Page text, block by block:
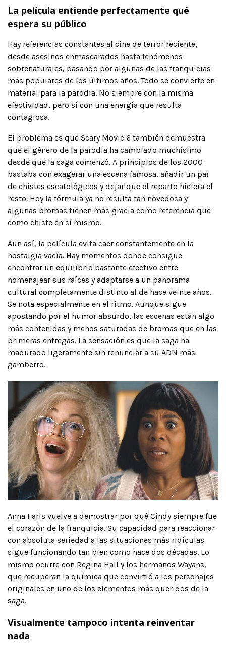
La película entiende perfectamente qué
espera su público
Hay referencias constantes al cine de terror reciente,
desde asesinos enmascarados hasta fenómenos
sobrenaturales, pasando por algunas de las franquicias
más populares de los últimos años. Todo se convierte en
material para la parodia. No siempre con la misma
efectividad, pero sí con una energía que resulta
contagiosa.
El problema es que Scary Movie 6 también demuestra
que el género de la parodia ha cambiado muchísimo
desde que la saga comenzó. A principios de los 2000
bastaba con exagerar una escena famosa, añadir un par
de chistes escatológicos y dejar que el reparto hiciera el
resto. Hoy la fórmula ya no resulta tan novedosa y
algunas bromas tienen más gracia como referencia que
como chiste en sí mismo.
Aun así, la película evita caer constantemente en la
nostalgia vacía. Hay momentos donde consigue
encontrar un equilibrio bastante efectivo entre
homenajear sus raíces y adaptarse a un panorama
cultural completamente distinto al de hace veinte años.
Se nota especialmente en el ritmo. Aunque sigue
apostando por el humor absurdo, las escenas están algo
más contenidas y menos saturadas de bromas que en las
primeras entregas. La sensación es que la saga ha
madurado ligeramente sin renunciar a su ADN más
gamberro.
Anna Faris vuelve a demostrar por qué Cindy siempre fue
el corazón de la franquicia. Su capacidad para reaccionar
con absoluta seriedad a las situaciones más ridículas
sigue funcionando tan bien como hace dos décadas. Lo
mismo ocurre con Regina Hall y los hermanos Wayans,
que recuperan la química que convirtió a los personajes
originales en uno de los elementos más queridos de la
saga.
Visualmente tampoco intenta reinventar
nada